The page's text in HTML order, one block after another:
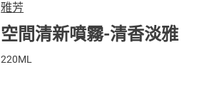
雅芳
空間清新噴霧-清香淡雅
220ML